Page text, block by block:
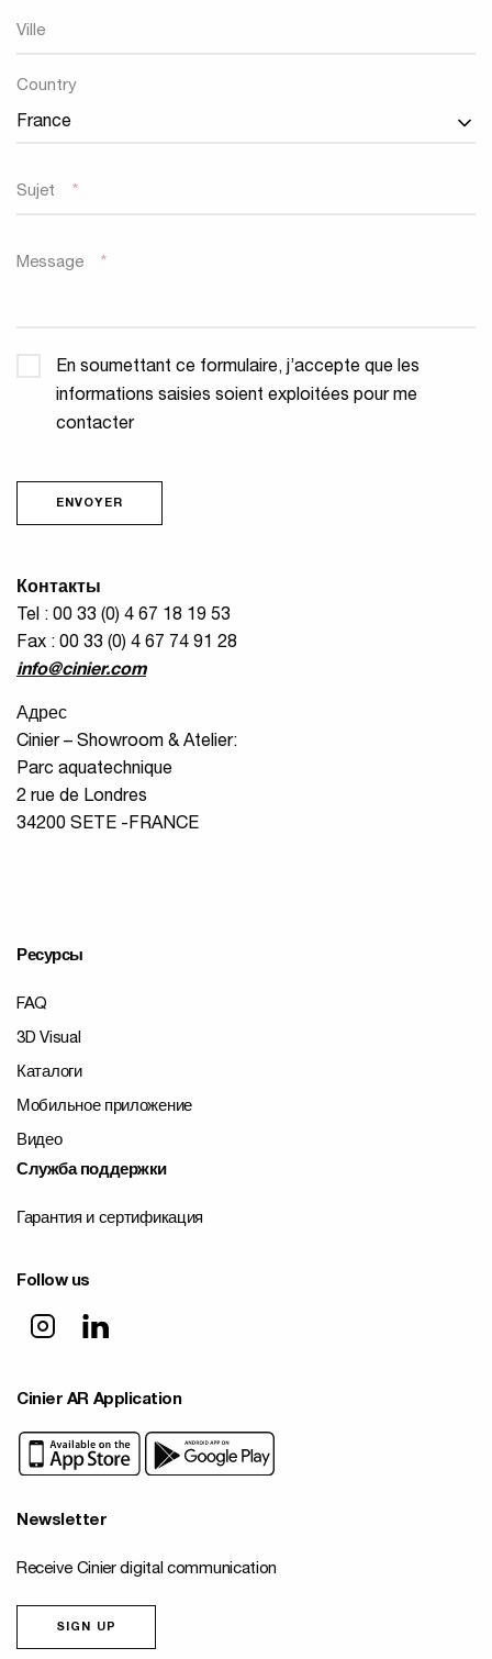
Ville
Country
Sujet *
Message *
Confidentialité *
En soumettant ce formulaire, j’accepte que les
informations saisies soient exploitées pour me
contacter
ENVOYER
Контакты
Tel : 00 33 (0) 4 67 18 19 53
Fax : 00 33 (0) 4 67 74 91 28
info@cinier.com
Адрес
Cinier – Showroom & Atelier:
Parc aquatechnique
2 rue de Londres
34200 SETE -FRANCE
Ресурсы
FAQ
3D Visual
Каталоги
Мобильное приложение
Видео
Служба поддержки
Гарантия и сертификация
Follow us
Cinier AR Application
Newsletter
Receive Cinier digital communication
SIGN UP